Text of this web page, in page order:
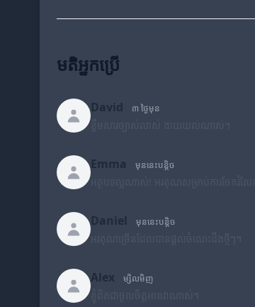
មតិអ្នកប្រើ
David ៣ ថ្ងៃមុន
Emma មុននេះបន្តិច
Daniel មុននេះបន្តិច
Alex ម្សិលមិញ